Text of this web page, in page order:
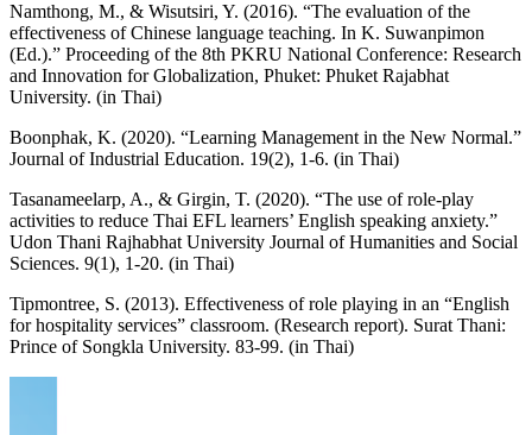
Namthong, M., & Wisutsiri, Y. (2016). “The evaluation of the
effectiveness of Chinese language teaching. In K. Suwanpimon
(Ed.).” Proceeding of the 8th PKRU National Conference: Research
and Innovation for Globalization, Phuket: Phuket Rajabhat
University. (in Thai)
Boonphak, K. (2020). “Learning Management in the New Normal.”
Journal of Industrial Education. 19(2), 1-6. (in Thai)
Tasanameelarp, A., & Girgin, T. (2020). “The use of role-play
activities to reduce Thai EFL learners’ English speaking anxiety.”
Udon Thani Rajhabhat University Journal of Humanities and Social
Sciences. 9(1), 1-20. (in Thai)
Tipmontree, S. (2013). Effectiveness of role playing in an “English
for hospitality services” classroom. (Research report). Surat Thani:
Prince of Songkla University. 83-99. (in Thai)